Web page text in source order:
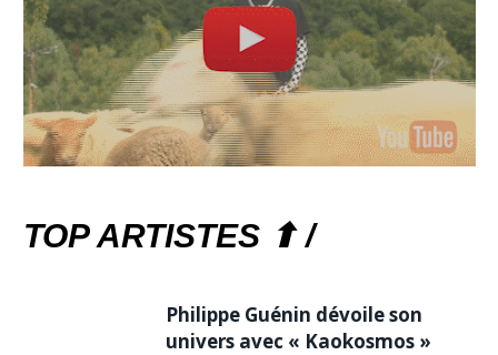
TOP ARTISTES ⬆ /
Philippe Guénin dévoile son
univers avec « Kaokosmos »